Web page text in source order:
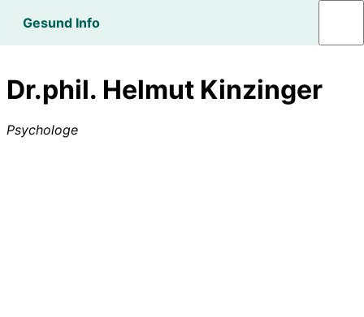
Gesund Info
Dr.phil. Helmut Kinzinger
Psychologe